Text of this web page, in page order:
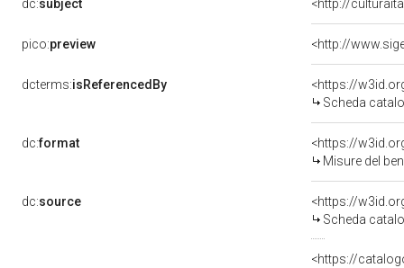
dc:subject <http://
pico:preview
dcterms:isReferencedBy
<https://
Scheda
dc:format
<https://
Misure del
dc:source
<https://
Scheda
<https://